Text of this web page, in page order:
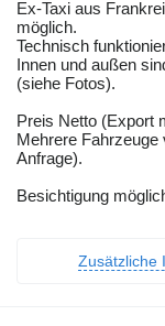
Ex-Taxi aus
möglich.
Technisch
Innen und außen
(siehe Fotos).
Preis Netto (Export
Mehrere
Anfrage).
Besichtigung
Zusätzliche